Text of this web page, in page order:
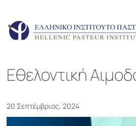
Εθελοντική
20 Σεπτέμβριος, 2024